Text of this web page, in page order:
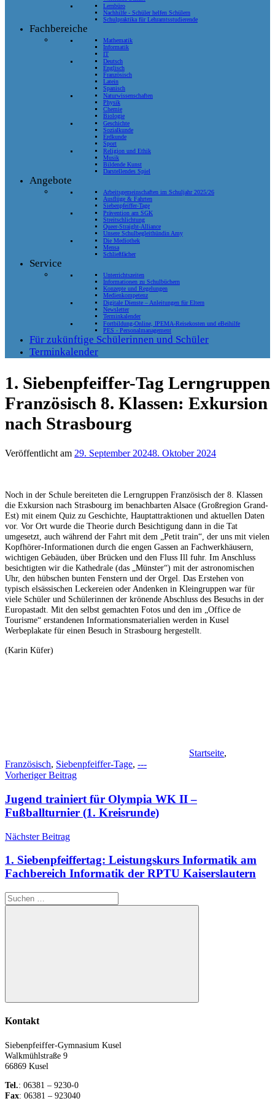
Lernbüro
Nachhilfe - Schüler helfen Schülern
Schulpraktika für Lehramtsstudierende
Fachbereiche
Mathematik
Informatik
IT
Deutsch
Englisch
Französisch
Latein
Spanisch
Naturwissenschaften
Physik
Chemie
Biologie
Geschichte
Sozialkunde
Erdkunde
Sport
Religion und Ethik
Musik
Bildende Kunst
Darstellendes Spiel
Angebote
Arbeitsgemeinschaften im Schuljahr 2025/26
Ausflüge & Fahrten
Siebenpfeiffer-Tage
Prävention am SGK
Streitschlichtung
Queer-Straight-Alliance
Unsere Schulbegleithündin Amy
Die Mediothek
Mensa
Schließfächer
Service
Unterrichtszeiten
Informationen zu Schulbüchern
Konzepte und Regelungen
Medienkompetenz
Digitale Dienste – Anleitungen für Eltern
Newsletter
Terminkalender
Fortbildung-Online, IPEMA-Reisekosten und eBeihilfe
PES - Personalmanagement
Für zukünftige Schülerinnen und Schüler
Terminkalender
1. Siebenpfeiffer-Tag Lerngruppen
Französisch 8. Klassen: Exkursion
nach Strasbourg
Veröffentlicht am 29. September 20248. Oktober 2024
Noch in der Schule bereiteten die Lerngruppen Französisch der 8. Klassen
die Exkursion nach Strasbourg im benachbarten Alsace (Großregion Grand-
Est) mit einem Quiz zu Geschichte, Hauptattraktionen und aktuellen Daten
vor. Vor Ort wurde die Theorie durch Besichtigung dann in die Tat
umgesetzt, auch während der Fahrt mit dem „Petit train“, der uns mit vielen
Kopfhörer-Informationen durch die engen Gassen an Fachwerkhäusern,
wichtigen Gebäuden, über Brücken und den Fluss Ill fuhr. Im Anschluss
besichtigten wir die Kathedrale (das „Münster“) mit der astronomischen
Uhr, den hübschen bunten Fenstern und der Orgel. Das Erstehen von
typisch elsässischen Leckereien oder Andenken in Kleingruppen war für
viele Schüler und Schülerinnen der krönende Abschluss des Besuchs in der
Europastadt. Mit den selbst gemachten Fotos und den im „Office de
Tourisme“ erstandenen Informationsmaterialien werden in Kusel
Werbeplakate für einen Besuch in Strasbourg hergestellt.
(Karin Küfer)
Startseite,
Französisch, Siebenpfeiffer-Tage, ---
Beitragsnavigation
Vorheriger Beitrag
Jugend trainiert für Olympia WK II –
Fußballturnier (1. Kreisrunde)
Nächster Beitrag
1. Siebenpfeiffertag: Leistungskurs Informatik am
Fachbereich Informatik der RPTU Kaiserslautern
Suchen
nach:
Suchen
Kontakt
Siebenpfeiffer-Gymnasium Kusel
Walkmühlstraße 9
66869 Kusel
Tel.: 06381 – 9230-0
Fax: 06381 – 923040